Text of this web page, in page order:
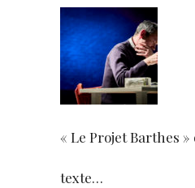
« Le Projet Barthes
texte…